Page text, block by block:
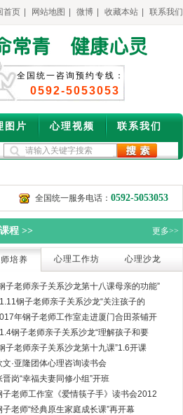
首页 网站地图 微博 收藏本站 联系我们
全国统一咨询预约专线：
0592-5053053
图片 心理视频 联系我们
全国统一服务电话： 0592-5053053
程 >> 更多>>
培养 心理工作坊 心理沙龙
子老师亲子关系沙龙第十八课母亲的功能”
钢子老师亲子关系沙龙“关注孩子的
年钢子老师工作室走进厦门合田茶铺开
钢子老师亲子关系沙龙“理解孩子和要
子老师亲子关系沙龙第十九课”1.6开课
文·亚隆团体心理咨询读书会
晋岗“幸福夫妻同修小组”开班
子老师工作室《爱情筷子手》读书会2012
子老师“经典原生家庭成长课”再开幕